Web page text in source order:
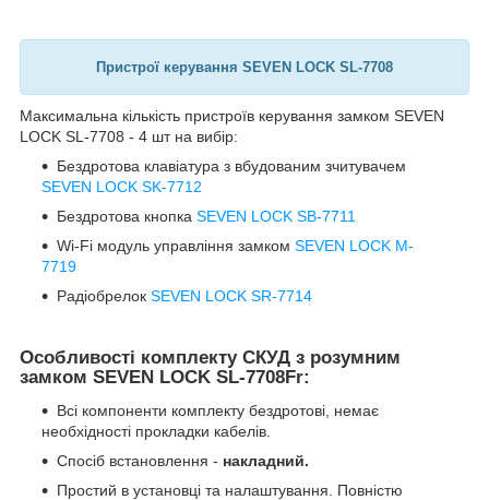
Пристрої керування SEVEN LOCK SL-7708
Максимальна кількість пристроїв керування замком SEVEN
LOCK SL-7708 - 4 шт на вибір:
Бездротова клавіатура з вбудованим зчитувачем
SEVEN LOCK SK-7712
Бездротова кнопка SEVEN LOCK SB-7711
Wi-Fi модуль управління замком SEVEN LOCK M-
7719
Радіобрелок SEVEN LOCK SR-7714
Особливості комплекту СКУД з розумним
замком SEVEN LOCK SL-7708Fr:
Всі компоненти комплекту бездротові, немає
необхідності прокладки кабелів.
Спосіб встановлення - накладний.
Простий в установці та налаштування. Повністю